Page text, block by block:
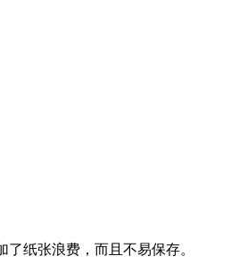
纸张浪费，而且不易保存。